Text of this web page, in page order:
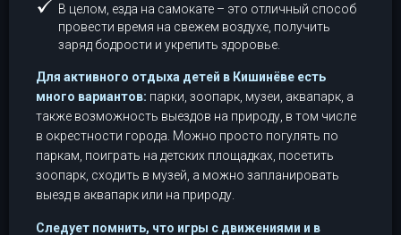
В целом, езда на самокате – это отличный способ
провести время на свежем воздухе, получить
заряд бодрости и укрепить здоровье.
Для активного отдыха детей в Кишинёве есть
много вариантов: парки, зоопарк, музеи, аквапарк, а
также возможность выездов на природу, в том числе
в окрестности города. Можно просто погулять по
паркам, поиграть на детских площадках, посетить
зоопарк, сходить в музей, а можно запланировать
выезд в аквапарк или на природу.
Следует помнить, что игры с движениями и в